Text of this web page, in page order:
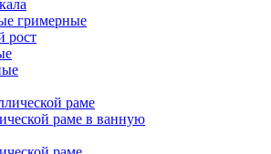
гримерные
рост
раме
раме в ванную